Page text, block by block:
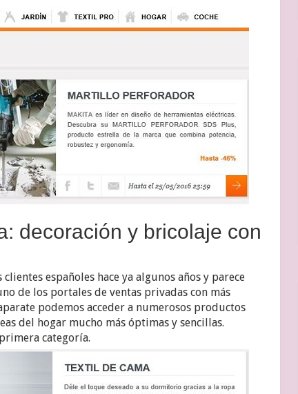
decoración y bricolaje con
españoles hace ya algunos años y parece
de los portales de ventas privadas con más
podemos acceder a numerosos productos
del hogar mucho más óptimas y sencillas.
categoría.